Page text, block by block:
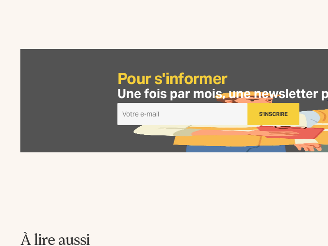
Pour s'informer
Une fois par mois, unenewsletter
m'inscris
à
S'INSCRIRE
À lire aussi